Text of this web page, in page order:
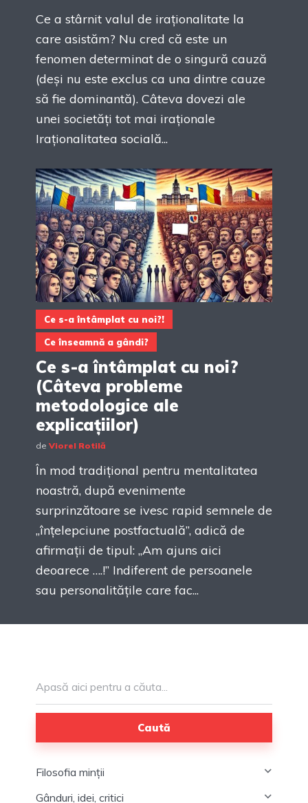
Ce a stârnit valul de iraționalitate la
care asistăm? Nu cred că este un
fenomen determinat de o singură cauză
(deși nu este exclus ca una dintre cauze
să fie dominantă). Câteva dovezi ale
unei societăți tot mai iraționale
Iraționalitatea socială...
Ce s-a întâmplat cu noi?!
Ce înseamnă a gândi?
Ce s-a întâmplat cu noi?
(Câteva probleme
metodologice ale
explicațiilor)
de Viorel Rotilă
În mod tradițional pentru mentalitatea
noastră, după evenimente
surprinzătoare se ivesc rapid semnele de
„înțelepciune postfactuală”, adică de
afirmații de tipul: „Am ajuns aici
deoarece ….!” Indiferent de persoanele
sau personalitățile care fac...
Caută
Filosofia minții
Gânduri, idei, critici